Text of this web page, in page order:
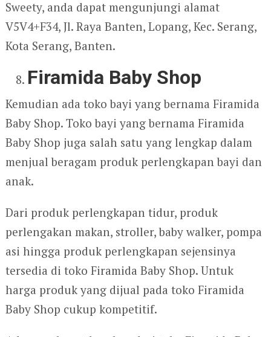
Sweety, anda dapat mengunjungi alamat
V5V4+F34, Jl. Raya Banten, Lopang, Kec. Serang,
Kota Serang, Banten.
Firamida Baby Shop
Kemudian ada toko bayi yang bernama Firamida
Baby Shop. Toko bayi yang bernama Firamida
Baby Shop juga salah satu yang lengkap dalam
menjual beragam produk perlengkapan bayi dan
anak.
Dari produk perlengkapan tidur, produk
perlengakan makan, stroller, baby walker, pompa
asi hingga produk perlengkapan sejensinya
tersedia di toko Firamida Baby Shop. Untuk
harga produk yang dijual pada toko Firamida
Baby Shop cukup kompetitif.